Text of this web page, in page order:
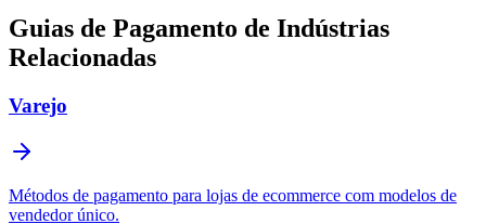
Guias de Pagamento de Indústrias
Relacionadas
Varejo
Métodos de pagamento para lojas de ecommerce com modelos de
vendedor único.